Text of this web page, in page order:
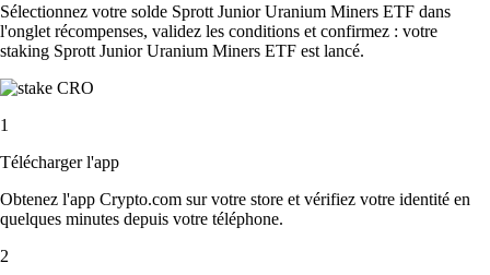
Sélectionnez votre solde Sprott Junior Uranium Miners ETF dans
l'onglet récompenses, validez les conditions et confirmez : votre
staking Sprott Junior Uranium Miners ETF est lancé.
1
Télécharger l'app
Obtenez l'app Crypto.com sur votre store et vérifiez votre identité en
quelques minutes depuis votre téléphone.
2